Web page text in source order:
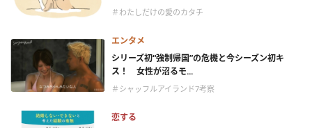
＃わたしだけの愛のカタチ
エンタメ
シリーズ初“強制帰国”の危機と今シーズン初キ
ス！ 女性が沼るモ...
＃シャッフルアイランド7考察
恋する